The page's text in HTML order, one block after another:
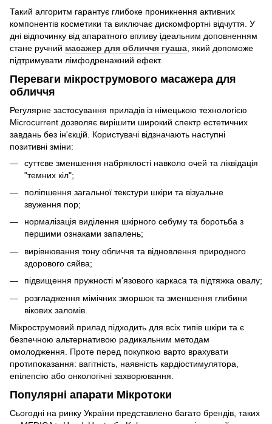
Такий алгоритм гарантує глибоке проникнення активних
компонентів косметики та виключає дискомфортні відчуття. У
дні відпочинку від апаратного впливу ідеальним доповненням
стане ручний масажер для обличчя гуаша , який допоможе
підтримувати лімфодренажний ефект.
Переваги мікрострумового масажера для
обличчя
Регулярне застосування приладів із німецькою технологією
Microcurrent дозволяє вирішити широкий спектр естетичних
завдань без ін'єкцій. Користувачі відзначають наступні
позитивні зміни:
суттєве зменшення набряклості навколо очей та ліквідація
"темних кіл";
поліпшення загальної текстури шкіри та візуальне
звуження пор;
нормалізація виділення шкірного себуму та боротьба з
першими ознаками запалень;
вирівнювання тону обличчя та відновлення природного
здорового сяйва;
підвищення пружності м'язового каркаса та підтяжка овалу;
розгладження мімічних зморшок та зменшення глибини
вікових заломів.
Мікрострумовий прилад підходить для всіх типів шкіри та є
безпечною альтернативою радикальним методам
омолодження. Проте перед покупкою варто врахувати
протипоказання: вагітність, наявність кардіостимулятора,
епілепсію або онкологічні захворювання.
Популярні апарати Мікротоки
Сьогодні на ринку України представлено багато брендів, таких